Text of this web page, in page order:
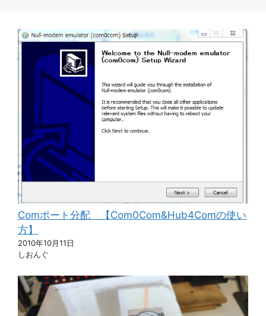
Comポート分配 【Com0Com&Hub4Comの使い
方】
2010年10月11日
しおんぐ